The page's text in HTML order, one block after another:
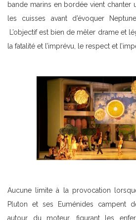
bande marins en bordée vient chanter
les cuisses avant d’évoquer
L’objectif est bien de mêler drame et
la fatalité et l’imprévu, le respect et
Aucune limite à la provocation
Pluton et ses Euménides campent
autour du moteur, figurant les